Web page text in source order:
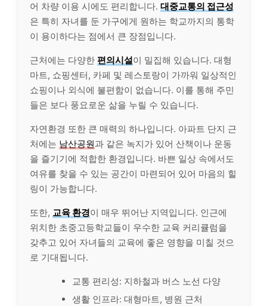
어 차량 이용 시에도 편리합니다. 대중교통의 접근성
은 특히 자녀를 둔 가구에게 원하는 학교까지의 통학
이 용이하다는 점에서 큰 장점입니다.
근처에는 다양한 편의시설이 밀집해 있습니다. 대형
마트, 쇼핑센터, 카페 및 레스토랑이 가까워 일상적인
쇼핑이나 외식에 불편함이 없습니다. 이를 통해 주민
들은 보다 풍요로운 삶을 누릴 수 있습니다.
자연환경 또한 큰 매력의 하나입니다. 아파트 단지 근
처에는 남산공원과 같은 녹지가 있어 산책이나 운동
을 즐기기에 적합한 환경입니다. 바쁜 일상 속에서도
여유를 찾을 수 있는 공간이 마련되어 있어 마음의 힐
링이 가능합니다.
또한, 교육 환경이 매우 뛰어난 지역입니다. 인근에
위치한 초중고등학교들이 우수한 교육 커리큘럼을
갖추고 있어 자녀들의 교육에 좋은 영향을 미칠 것으
로 기대됩니다.
교통 편리성: 지하철과 버스 노선 다양
생활 인프라: 대형마트, 병원 근처